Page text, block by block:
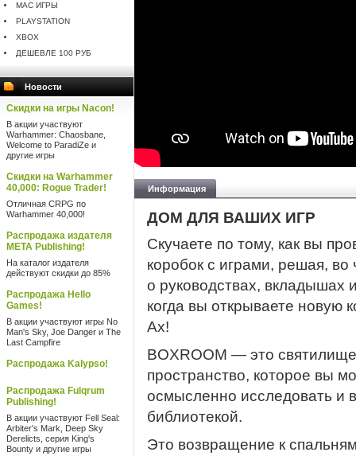
MAC ИГРЫ
PLAYSTATION
XBOX
ДЕШЕВЛЕ 100 РУБ
Новости
Скидки на игры Nacon!
В акции участвуют
Warhammer: Chaosbane,
Welcome to ParadiZe и
другие игры
Скидки на Warhammer
40,000: Rogue Trader!
Отличная CRPG по
Warhammer 40,000!
Распродажа издателя
META Publishing!
На каталог издателя
действуют скидки до 85%
Распродажа Hello
Games!
В акции участвуют игры No
Man's Sky, Joe Danger и The
Last Campfire
Распродажа Kalypso!
Распродажа Fulqrum
Publishing!
В акции участвуют Fell Seal:
Arbiter's Mark, Deep Sky
Derelicts, серия King's
Bounty и другие игры
Информация
ДОМ ДЛЯ ВАШИХ ИГР
Скучаете по тому, как вы
коробок с играми, решая, во
о руководствах, вкладышах
когда вы открываете новую
Ах!
BOXROOM — это
пространство, которое вы
осмысленно исследовать и
библиотекой.
Это возвращение к